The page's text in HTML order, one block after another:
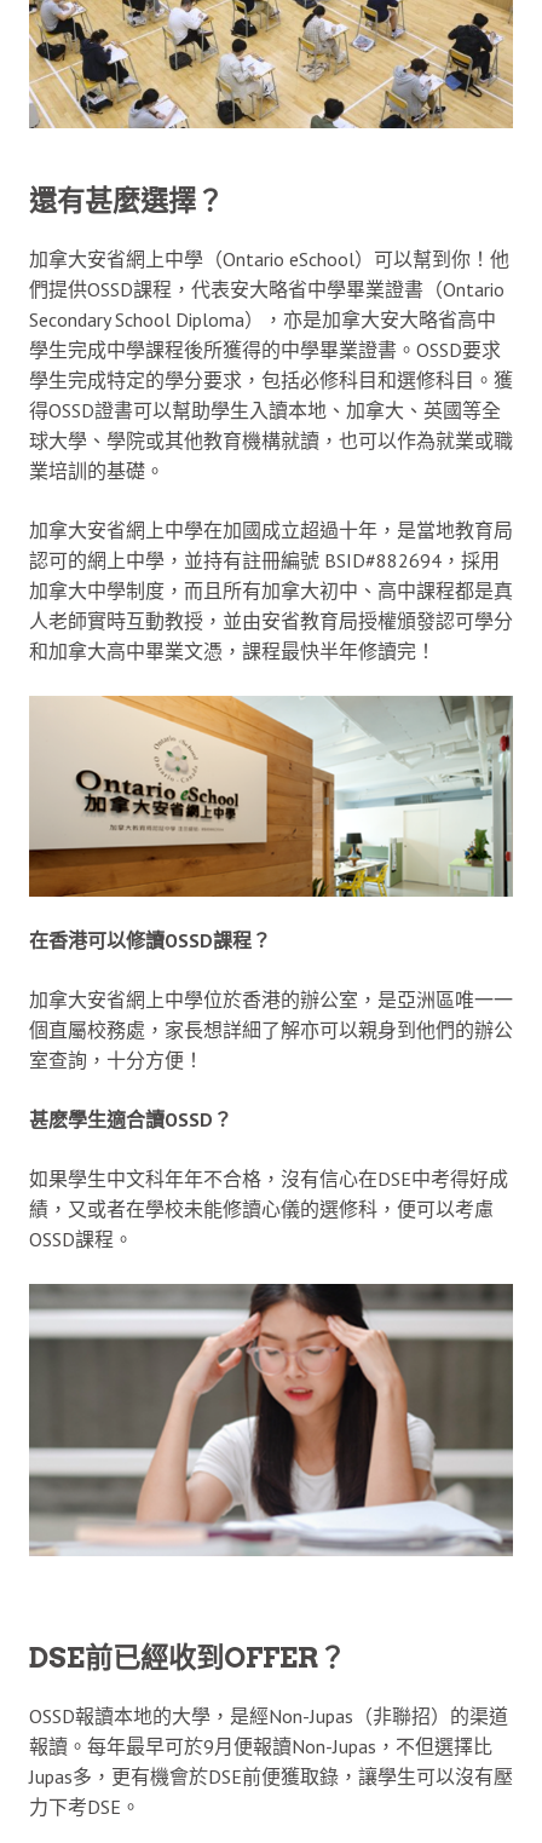
還有甚麼選擇？
加拿大安省網上中學（Ontario eSchool）可以幫到你！他
們提供OSSD課程，代表安大略省中學畢業證書（Ontario
Secondary School Diploma），亦是加拿大安大略省高中
學生完成中學課程後所獲得的中學畢業證書。OSSD要求
學生完成特定的學分要求，包括必修科目和選修科目。獲
得OSSD證書可以幫助學生入讀本地、加拿大、英國等全
球大學、學院或其他教育機構就讀，也可以作為就業或職
業培訓的基礎。
加拿大安省網上中學在加國成立超過十年，是當地教育局
認可的網上中學，並持有註冊編號 BSID#882694，採用
加拿大中學制度，而且所有加拿大初中、高中課程都是真
人老師實時互動教授，並由安省教育局授權頒發認可學分
和加拿大高中畢業文憑，課程最快半年修讀完！
在香港可以修讀OSSD課程？
加拿大安省網上中學位於香港的辦公室，是亞洲區唯一一
個直屬校務處，家長想詳細了解亦可以親身到他們的辦公
室查詢，十分方便！
甚麽學生適合讀OSSD？
如果學生中文科年年不合格，沒有信心在DSE中考得好成
績，又或者在學校未能修讀心儀的選修科，便可以考慮
OSSD課程。
DSE前已經收到OFFER？
OSSD報讀本地的大學，是經Non-Jupas（非聯招）的渠道
報讀。每年最早可於9月便報讀Non-Jupas，不但選擇比
Jupas多，更有機會於DSE前便獲取錄，讓學生可以沒有壓
力下考DSE。